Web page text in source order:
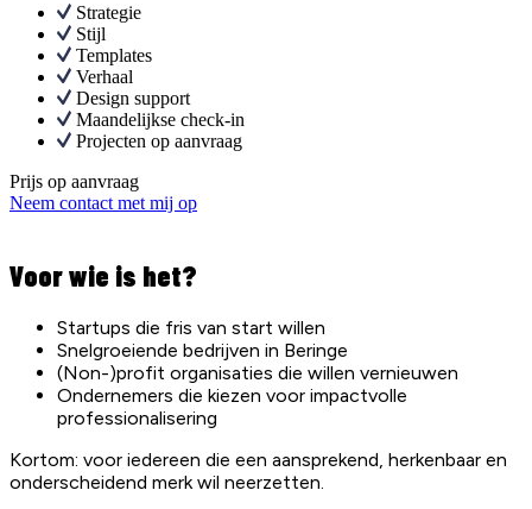
Strategie
Stijl
Templates
Verhaal
Design support
Maandelijkse check-in
Projecten op aanvraag
Prijs op aanvraag
Neem contact met mij op
Voor wie is het?
Startups die fris van start willen
Snelgroeiende bedrijven in Beringe
(Non-)profit organisaties die willen vernieuwen
Ondernemers die kiezen voor impactvolle
professionalisering
Kortom: voor iedereen die een aansprekend, herkenbaar en
onderscheidend merk wil neerzetten.